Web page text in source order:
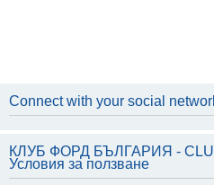
Connect with your social
КЛУБ ФОРД БЪЛГАРИЯ -
Условия за ползване